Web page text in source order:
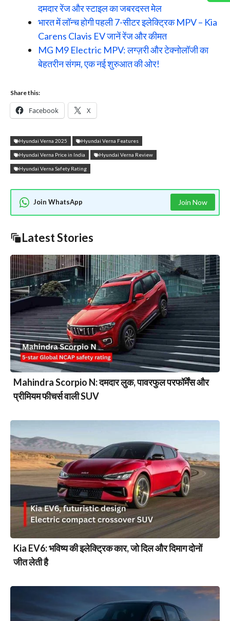
दमदार रेंज और स्टाइल का जबरदस्त मेल
भारत में लॉन्च होगी पहली 7-सीटर इलेक्ट्रिक MPV – Kia
Carens Clavis EV जानें रेंज और कीमत
MG M9 Electric MPV: लग्ज़री और टेक्नोलॉजी का
बेहतरीन संगम, एक नई शुरुआत की ओर!
Share this:
Facebook X
Hyundai Verna 2025 Hyundai Verna Features
Hyundai Verna Price in India Hyundai Verna Review
Hyundai Verna Safety Rating
Join WhatsApp Join Now
Latest Stories
Mahindra Scorpio N: दमदार लुक, पावरफुल परफॉर्मेंस और
प्रीमियम फीचर्स वाली SUV
Kia EV6: भविष्य की इलेक्ट्रिक कार, जो दिल और दिमाग दोनों
जीत लेती है